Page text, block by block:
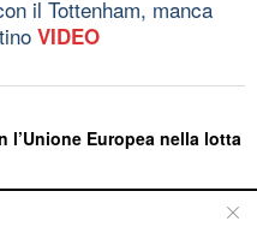
il Tottenham, manca
VIDEO
l’Unione Europea nella lotta